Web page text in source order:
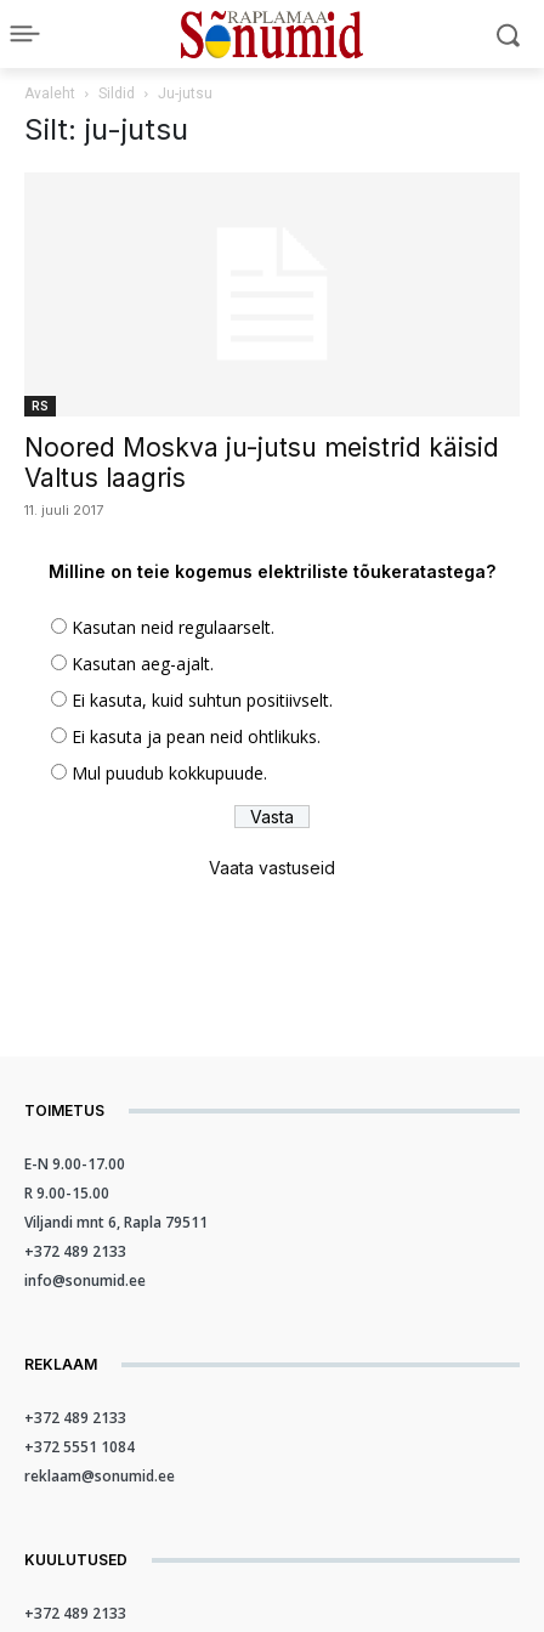
Avaleht Sildid Ju-jutsu
Silt: ju-jutsu
RS
Noored Moskva ju-jutsu meistrid käisid
Valtus laagris
11. juuli 2017
Milline on teie kogemus elektriliste tõukeratastega?
Kasutan neid regulaarselt.
Kasutan aeg-ajalt.
Ei kasuta, kuid suhtun positiivselt.
Ei kasuta ja pean neid ohtlikuks.
Mul puudub kokkupuude.
Vaata vastuseid
TOIMETUS
E-N 9.00-17.00
R 9.00-15.00
Viljandi mnt 6, Rapla 79511
+372 489 2133
info@sonumid.ee
REKLAAM
+372 489 2133
+372 5551 1084
reklaam@sonumid.ee
KUULUTUSED
+372 489 2133